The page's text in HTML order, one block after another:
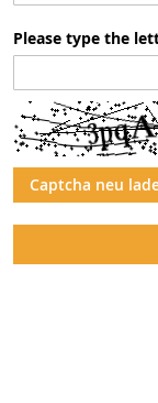
Please type the
Captcha neu